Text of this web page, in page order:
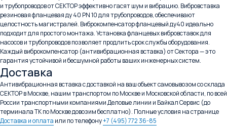
и трубопроводов от СЕКТОР эффективно гасят шум и вибрацию. Вибровставка
резиновая фланцевая ду 40 PN 10 для трубопроводов, обеспечивают
целостность магистралей. Виброкомпенсатор фланцевый ду40 идеально
подходит для простого монтажа. Установка фланцевых вибровставок для
насосов и трубопроводов позволяет продлить срок службы оборудования.
Каждый виброкомпенсатор (антивибрационная вставка) от Сектора — это
гарантия устойчивой и бесшумной работы ваших инженерных систем.
Доставка
Антивибрационная вставка с доставкой на ваш объект самовывозом со склада
СЕКТОР в Москве, нашим транспортом по Москве и Московской области, по всей
России транспортными компаниями Деловые линии и Байкал Сервис (до
терминала ТК по Москве довозим бесплатно). Полные условия на странице
Доставка и оплата или по телефону+7 (495) 772 36-85